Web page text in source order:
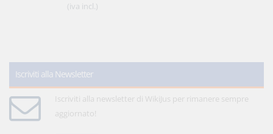
(iva incl.)
Iscriviti alla Newsletter
Iscriviti alla newsletter di WikiJus per rimanere sempre
aggiornato!